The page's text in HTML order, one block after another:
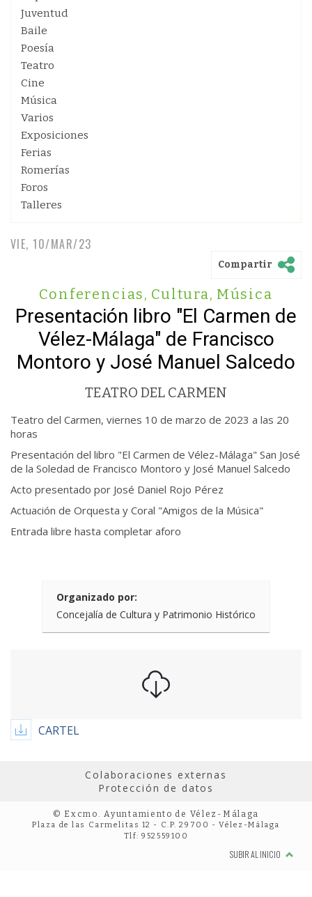
Juventud
Baile
Poesía
Teatro
Cine
Música
Varios
Exposiciones
Ferias
Romerías
Foros
Talleres
VIE, 10/MAR/23
Compartir
Conferencias, Cultura, Música
Presentación libro "El Carmen de
Vélez-Málaga" de Francisco
Montoro y José Manuel Salcedo
TEATRO DEL CARMEN
Teatro del Carmen, viernes 10 de marzo de 2023 a las 20
horas
Presentación del libro "El Carmen de Vélez-Málaga" San José
de la Soledad de Francisco Montoro y José Manuel Salcedo
Acto presentado por José Daniel Rojo Pérez
Actuación de Orquesta y Coral "Amigos de la Música"
Entrada libre hasta completar aforo
Organizado por:
Concejalía de Cultura y Patrimonio Histórico
CARTEL
Colaboraciones externas
Protección de datos
© Excmo. Ayuntamiento de Vélez-Málaga
Plaza de las Carmelitas 12 - C.P. 29700 - Vélez-Málaga
Tlf: 952559100
SUBIR AL INICIO